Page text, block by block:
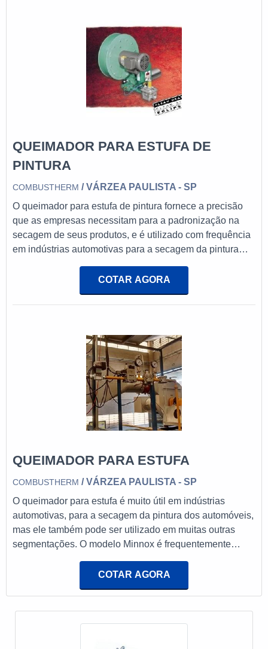
QUEIMADOR PARA ESTUFA DE
PINTURA
COMBUSTHERM / VÁRZEA PAULISTA - SP
O queimador para estufa de pintura fornece a precisão
que as empresas necessitam para a padronização na
secagem de seus produtos, e é utilizado com frequência
em indústrias automotivas para a secagem da pintura
qualquer indústria que utilize esse processo de pintura
HMA.O modelo Minnox, além de ser usado na secagem
de pintura automotiva, é útil também na secagem de
produtos alimentícios, entre outros, a
COTAR AGORA
QUEIMADOR PARA ESTUFA
COMBUSTHERM / VÁRZEA PAULISTA - SP
O queimador para estufa é muito útil em indústrias
automotivas, para a secagem da pintura dos automóveis,
mas ele também pode ser utilizado em muitas outras
segmentações. O modelo Minnox é frequentemente
papel, secagem de produtos alimentícios, entre outros,
através da chama direta. Quando o material é usado de
COTAR AGORA